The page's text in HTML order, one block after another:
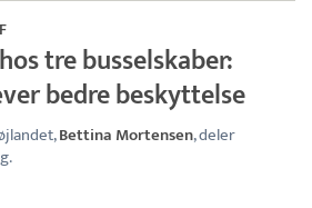
tre busselskaber:
bedre beskyttelse
Bettina Mortensen, deler